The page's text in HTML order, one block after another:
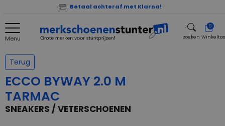
Betaal achteraf met Klarna!
Menu zoeken
0
Winkeltas
Terug
ECCO BYWAY 2.0 M
TARMAC
SNEAKERS / VETERSCHOENEN